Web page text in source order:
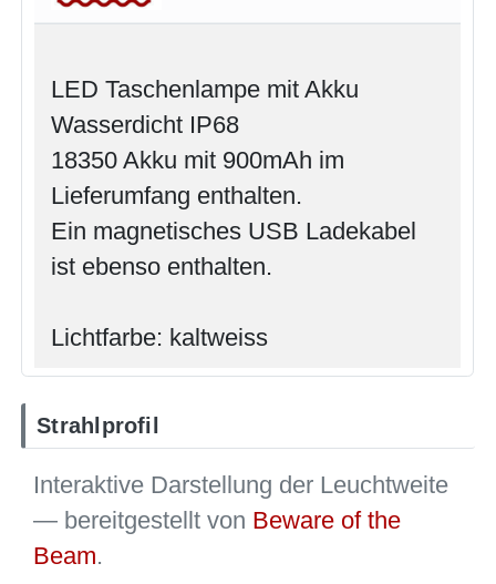
LED Taschenlampe mit Akku
Wasserdicht IP68
18350 Akku mit 900mAh im
Lieferumfang enthalten.
Ein magnetisches USB Ladekabel
ist ebenso enthalten.
Lichtfarbe: kaltweiss
Strahlprofil
Interaktive Darstellung der Leuchtweite
— bereitgestellt von Beware of the
Beam.